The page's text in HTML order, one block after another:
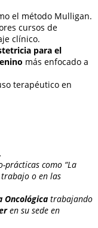
el método Mulligan.
cursos de
clínico.
para el
más enfocado a
terapéutico en
prácticas como “La
o en las
Oncológica trabajando
en su sede en